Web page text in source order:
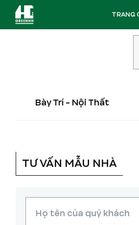
TRANG
Bày Trí - Nội Thất
TƯ VẤN MẪU NHÀ